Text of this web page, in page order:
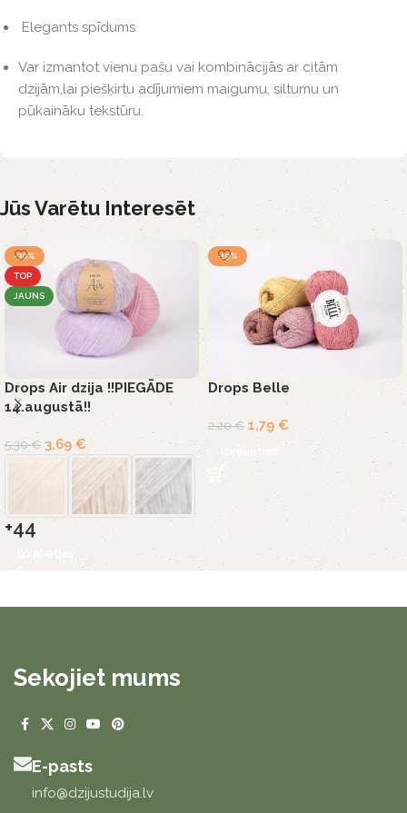
Elegants spīdums
Var izmantot vienu pašu vai kombinācijās ar citām
dzijām,lai piešķirtu adījumiem maigumu, siltumu un
pūkaināku tekstūru.
Jūs Varētu Interesēt
-30%
TOP
JAUNS
Drops Air dzija !!PIEGĀDE
14.augustā!!
5,30€ 3,69 €
+44
Izvēlieties
-19%
Drops Belle
2,20€ 1,79 €
Izvēlieties
Sekojiet mums
E-pasts
info@dzijustudija.lv